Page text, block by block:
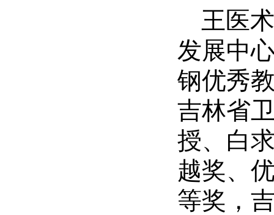
王医
发展中
钢优秀
吉林省
授、白
越奖、
等奖，